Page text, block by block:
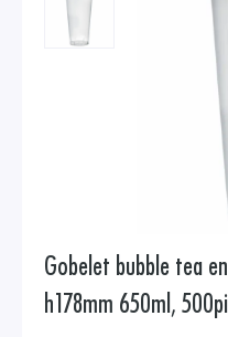
Gobelet bubble tea
h178mm 650ml,